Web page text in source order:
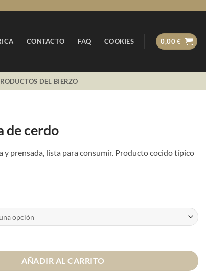
CONTACTO FAQ COOKIES 0,00€
DEL BIERZO
de cerdo
y prensada, lista para consumir. Producto cocido típico
€
AÑADIR AL CARRITO